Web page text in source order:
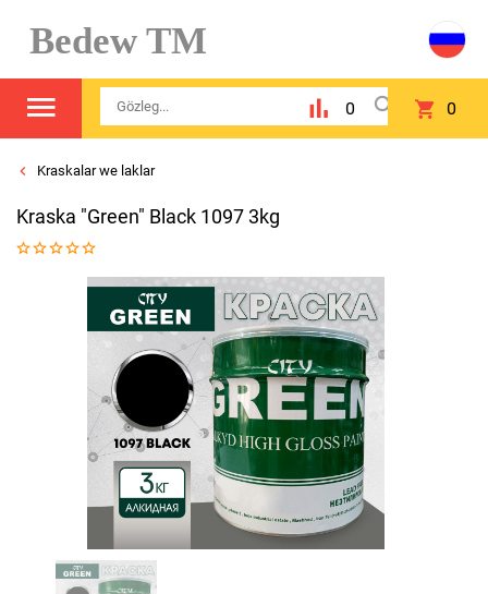
Bedew TM
0 0
Kraskalar we laklar
Kraska "Green" Black 1097 3kg